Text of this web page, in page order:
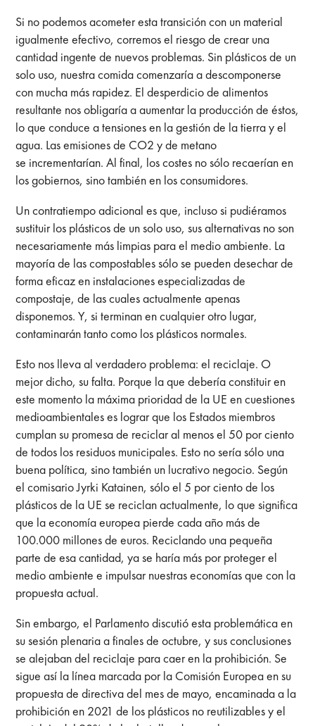
Si no podemos acometer esta transición con un material
igualmente efectivo, corremos el riesgo de crear una
cantidad ingente de nuevos problemas. Sin plásticos de un
solo uso, nuestra comida comenzaría a descomponerse
con mucha más rapidez. El desperdicio de alimentos
resultante nos obligaría a aumentar la producción de éstos,
lo que conduce a tensiones en la gestión de la tierra y el
agua. Las emisiones de CO2 y de metano
se incrementarían. Al final, los costes no sólo recaerían en
los gobiernos, sino también en los consumidores.
Un contratiempo adicional es que, incluso si pudiéramos
sustituir los plásticos de un solo uso, sus alternativas no son
necesariamente más limpias para el medio ambiente. La
mayoría de las compostables sólo se pueden desechar de
forma eficaz en instalaciones especializadas de
compostaje, de las cuales actualmente apenas
disponemos. Y, si terminan en cualquier otro lugar,
contaminarán tanto como los plásticos normales.
Esto nos lleva al verdadero problema: el reciclaje. O
mejor dicho, su falta. Porque la que debería constituir en
este momento la máxima prioridad de la UE en cuestiones
medioambientales es lograr que los Estados miembros
cumplan su promesa de reciclar al menos el 50 por ciento
de todos los residuos municipales. Esto no sería sólo una
buena política, sino también un lucrativo negocio. Según
el comisario Jyrki Katainen, sólo el 5 por ciento de los
plásticos de la UE se reciclan actualmente, lo que significa
que la economía europea pierde cada año más de
100.000 millones de euros. Reciclando una pequeña
parte de esa cantidad, ya se haría más por proteger el
medio ambiente e impulsar nuestras economías que con la
propuesta actual.
Sin embargo, el Parlamento discutió esta problemática en
su sesión plenaria a finales de octubre, y sus conclusiones
se alejaban del reciclaje para caer en la prohibición. Se
sigue así la línea marcada por la Comisión Europea en su
propuesta de directiva del mes de mayo, encaminada a la
prohibición en 2021 de los plásticos no reutilizables y el